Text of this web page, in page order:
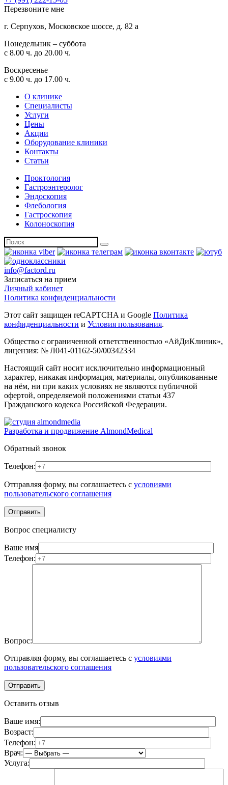
Перезвоните мне
г. Серпухов, Московское шоссе, д. 82 а
Понедельник – суббота
с 8.00 ч. до 20.00 ч.
Воскресенье
с 9.00 ч. до 17.00 ч.
О клинике
Специалисты
Услуги
Цены
Акции
Оборудование клиники
Контакты
Статьи
Проктология
Гастроэнтеролог
Эндоскопия
Флебология
Гастроскопия
Колоноскопия
info@factord.ru
Записаться на прием
Личный кабинет
Политика конфиденциальности
Этот сайт защищен reCAPTCHA и Google Политика
конфиденциальности и Условия пользования.
Общество с ограниченной ответственностью «АйДиКлиник»,
лицензия: № Л041-01162-50/00342334
Настоящий сайт носит исключительно информационный
характер, никакая информация, материалы, опубликованные
на нём, ни при каких условиях не являются публичной
офертой, определяемой положениями статьи 437
Гражданского кодекса Российской Федерации.
Разработка и продвижение AlmondMedical
Обратный звонок
Телефон:
Отправляя форму, вы соглашаетесь с условиями
пользовательского соглашения
Вопрос специалисту
Ваше имя
Телефон:
Вопрос:
Отправляя форму, вы соглашаетесь с условиями
пользовательского соглашения
Оставить отзыв
Ваше имя:
Возраст:
Телефон:
Врач:
Услуга: